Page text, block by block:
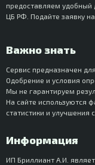
предоставляем удобный
ЦБ РФ. Подайте заявку
Важно знать
Сервис предназначен
Одобрение и условия
Мы не гарантируем
На сайте используются
статистики и улучшения
Информация
ИП Бриллиант А.И.